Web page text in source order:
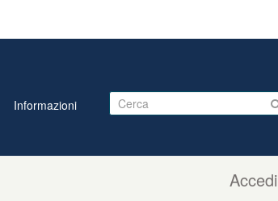
Accedi
Informazioni